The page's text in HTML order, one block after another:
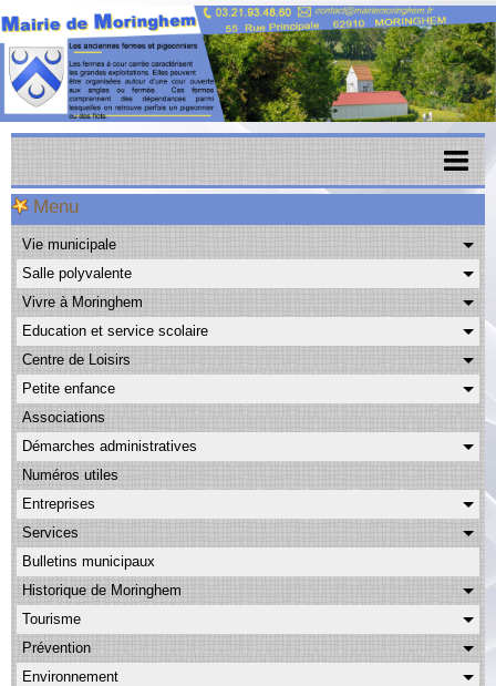
Accueil
Menu scolaire
Actualités
Agenda
CAPSO
Urbanisme
Transports
Albums
Facebook
Contact
Menu
Vie municipale
Salle polyvalente
Vivre à Moringhem
Education et service scolaire
Centre de Loisirs
Petite enfance
Associations
Démarches administratives
Numéros utiles
Entreprises
Services
Bulletins municipaux
Historique de Moringhem
Tourisme
Prévention
Environnement